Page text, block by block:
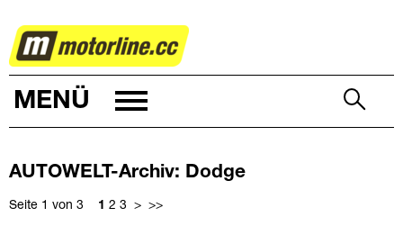
AUTOWELT
MENÜ
AUTOWELT-Archiv: Dodge
Seite 1 von 3 1 2 3 > >>